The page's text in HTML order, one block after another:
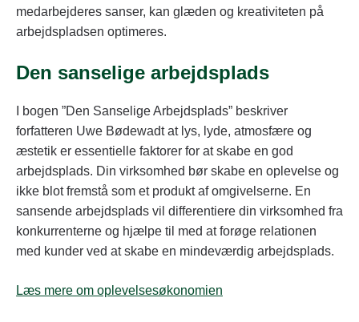
medarbejderes sanser, kan glæden og kreativiteten på
arbejdspladsen optimeres.
Den sanselige arbejdsplads
I bogen ”Den Sanselige Arbejdsplads” beskriver
forfatteren Uwe Bødewadt at lys, lyde, atmosfære og
æstetik er essentielle faktorer for at skabe en god
arbejdsplads. Din virksomhed bør skabe en oplevelse og
ikke blot fremstå som et produkt af omgivelserne. En
sansende arbejdsplads vil differentiere din virksomhed fra
konkurrenterne og hjælpe til med at forøge relationen
med kunder ved at skabe en mindeværdig arbejdsplads.
Læs mere om oplevelsesøkonomien